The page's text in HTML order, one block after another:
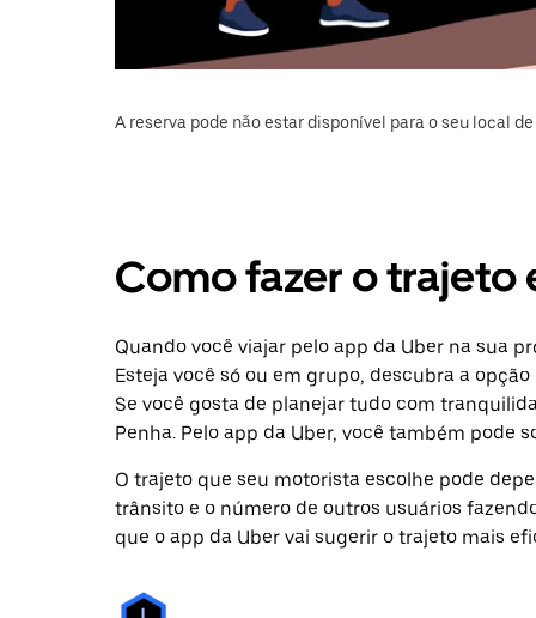
A reserva pode não estar disponível para o seu local
Como fazer o trajeto
Quando você viajar pelo app da Uber na sua
Esteja você só ou em grupo, descubra a
Se você gosta de planejar tudo com
Penha. Pelo app da Uber, você também pode
O trajeto que seu motorista escolhe pode
trânsito e o número de outros usuários
que o app da Uber vai sugerir o trajeto mais